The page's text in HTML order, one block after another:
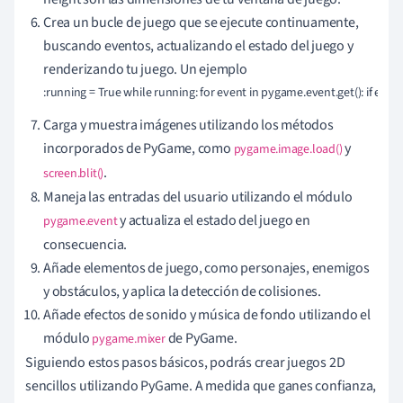
Crea un bucle de juego que se ejecute continuamente,
buscando eventos, actualizando el estado del juego y
renderizando tu juego. Un ejemplo
:running = True while running: for event in pygame.event.get(): if
Carga y muestra imágenes utilizando los métodos
incorporados de PyGame, como pygame.image.load()y
screen.blit().
Maneja las entradas del usuario utilizando el módulo
pygame.eventy actualiza el estado del juego en
consecuencia.
Añade elementos de juego, como personajes, enemigos
y obstáculos, y aplica la detección de colisiones.
Añade efectos de sonido y música de fondo utilizando el
módulo pygame.mixerde PyGame.
Siguiendo estos pasos básicos, podrás crear juegos 2D
sencillos utilizando PyGame. A medida que ganes confianza,